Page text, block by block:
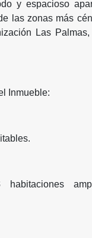
y espacioso
las zonas más
Las
Inmueble:
habitaciones